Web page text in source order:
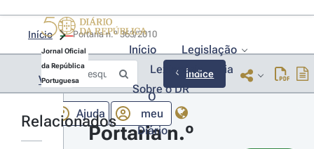
Jornal Oficial
da República
Portuguesa
Início
Legislação
Lexionário
Lia
Sobre o DR
Ajuda
O
meu
Diário
Início
Voltar Índice
Relacionados
Portaria n.º